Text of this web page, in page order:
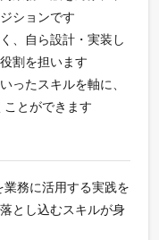
ションです
、自ら設計・実装し
割を担います
ったスキルを軸に、
とができます
務に活用する実践を
とし込むスキルが身